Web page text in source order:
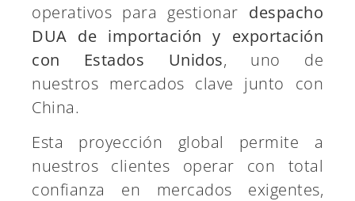
operativos para gestionar despacho
DUA de importación y exportación
con Estados Unidos, uno de
nuestros mercados clave junto con
China.
Esta proyección global permite a
nuestros clientes operar con total
confianza en mercados exigentes,